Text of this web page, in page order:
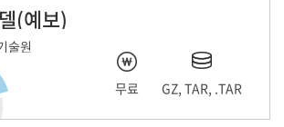
(예보)
술원
무료 GZ, TAR, .TAR